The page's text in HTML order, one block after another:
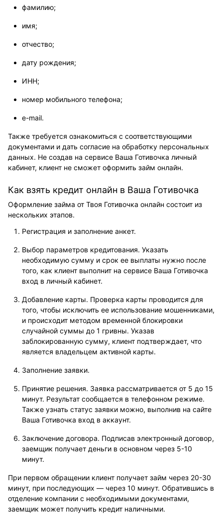
фамилию;
имя;
отчество;
дату рождения;
ИНН;
номер мобильного телефона;
e-mail.
Также требуется ознакомиться с соответствующими
документами и дать согласие на обработку персональных
данных. Не создав на сервисе Ваша Готивочка личный
кабинет, клиент не сможет оформить займ онлайн.
Как взять кредит онлайн в Ваша Готивочка
Оформление займа от Твоя Готивочка онлайн состоит из
нескольких этапов.
Регистрация и заполнение анкет.
Выбор параметров кредитования. Указать
необходимую сумму и срок ее выплаты нужно после
того, как клиент выполнит на сервисе Ваша Готивочка
вход в личный кабинет.
Добавление карты. Проверка карты проводится для
того, чтобы исключить ее использование мошенниками,
и происходит методом временной блокировки
случайной суммы до 1 гривны. Указав
заблокированную сумму, клиент подтверждает, что
является владельцем активной карты.
Заполнение заявки.
Принятие решения. Заявка рассматривается от 5 до 15
минут. Результат сообщается в телефонном режиме.
Также узнать статус заявки можно, выполнив на сайте
Ваша Готивочка вход в аккаунт.
Заключение договора. Подписав электронный договор,
заемщик получает деньги в основном через 5-10
минут.
При первом обращении клиент получает займ через 20-30
минут, при последующих ― через 10 минут. Обратившись в
отделение компании с необходимыми документами,
заемщик может получить кредит наличными.